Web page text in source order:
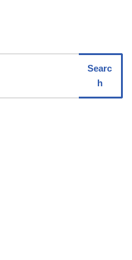
Searc
h